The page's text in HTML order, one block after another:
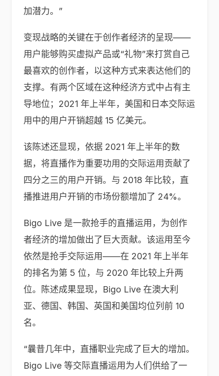
加潜力。”
变现战略的关键在于创作者经济的呈现——
用户能够购买虚拟产品或“礼物”来打赏自己
最喜欢的创作者，以这种方式来表达他们的
支撑。有两个区域在这种经济方式中占有主
导地位；2021 年上半年，美国和日本交际运
用中的用户开销超越 15 亿美元。
该陈述还显现，依据 2021 年上半年的数
据，将直播作为重要功用的交际运用贡献了
四分之三的用户开销。与 2018 年比较，直
播推进用户开销的市场份额增加了 24%。
Bigo Live 是一款抢手的直播运用，为创作
者经济的增加做出了巨大贡献。该运用至今
依然是抢手交际运用——在 2021 年上半年
的排名为第 5 位，与 2020 年比较上升两
位。陈述成果显现，Bigo Live 在澳大利
亚、德国、韩国、英国和美国均位列前 10
名。
“曩昔几年中，直播职业完成了巨大的增加。
Bigo Live 等交际直播运用为人们供给了一